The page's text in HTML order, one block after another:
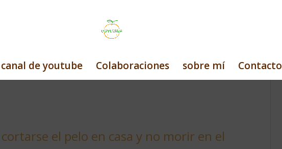
canal de youtube Colaboraciones sobre mí Contacto
el pelo en casa y no morir en el